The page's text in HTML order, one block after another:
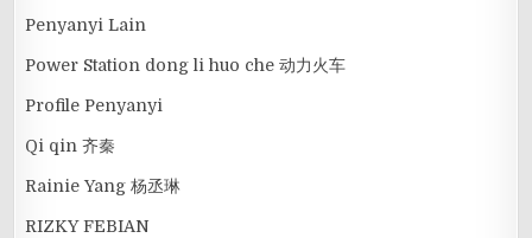
Penyanyi Lain
Power Station dong li huo che 动力火车
Profile Penyanyi
Qi qin 齐秦
Rainie Yang 杨丞琳
RIZKY FEBIAN